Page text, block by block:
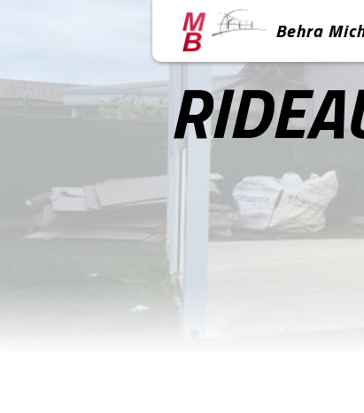
Behra
Panneau de gestion des cookies